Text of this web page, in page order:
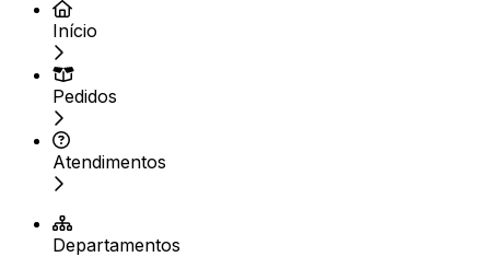
Início
Pedidos
Atendimentos
Departamentos